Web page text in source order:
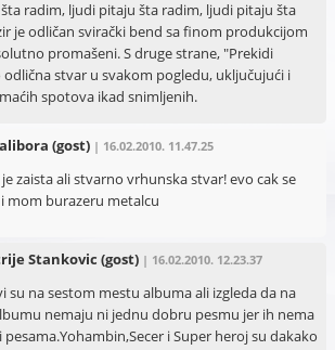
radim, ljudi pitaju šta radim, ljudi pitaju šta
je odličan svirački bend sa finom produkcijom
promašeni. S druge strane, "Prekidi
stvar u svakom pogledu, uključujući i
spotova ikad snimljenih.
(gost) | 16.02.2010. 11.47.25
zaista ali stvarno vrhunska stvar! evo cak se
mom burazeru metalcu
Stankovic (gost) | 16.02.2010. 12.23.37
su na sestom mestu albuma ali izgleda da na
nemaju ni jednu dobru pesmu jer ih nema
pesama.Yohambin,Secer i Super heroj su dakako